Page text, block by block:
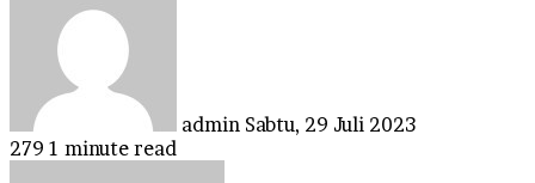
admin Sabtu, 29 Juli 2023
279 1 minute read